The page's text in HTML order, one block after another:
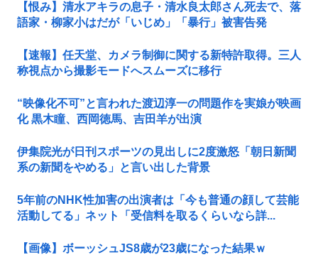
【恨み】清水アキラの息子・清水良太郎さん死去で、落
語家・柳家小はだが「いじめ」「暴行」被害告発
【速報】任天堂、カメラ制御に関する新特許取得。三人
称視点から撮影モードへスムーズに移行
“映像化不可”と言われた渡辺淳一の問題作を実娘が映画
化 黒木瞳、西岡徳馬、吉田羊が出演
伊集院光が日刊スポーツの見出しに2度激怒「朝日新聞
系の新聞をやめる」と言い出した背景
5年前のNHK性加害の出演者は「今も普通の顔して芸能
活動してる」ネット「受信料を取るくらいなら詳...
【画像】ボーッシュJS8歳が23歳になった結果ｗ